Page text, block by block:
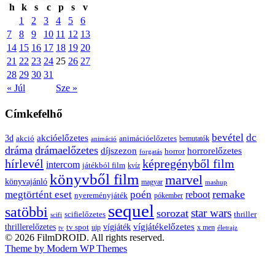
h
k s c p s v
« Júl Sze »
1 2 3 4 5
6
7
8 9 10 11 12 13
14 15 16 17 18 19 20
21 22 23 24 25 26 27
28 29 30 31
Címkefelhő
3d akció akcióelőzetes animáció animációelőzetes bemutatók bevétel dc
dráma drámaelőzetes díjszezon forgatás horror horrorelőzetes
hírlevél intercom játékból film kvíz képregényből film
könyvajánló könyvből film magyar marvel mashup
megtörtént eset nyereményjáték poén pókember reboot remake
satöbbi scifi scifielőzetes sequel sorozat star wars thriller
thrillerelőzetes tv tv spot uip vígjáték vígjátékelőzetes x men életrajz
© 2026 FilmDROID. All rights reserved.
Theme by Modern WP Themes